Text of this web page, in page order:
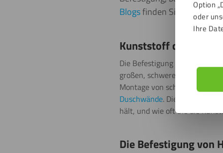
Option
oder
Ihre
Blogsfinden Sie die
Kunststoff qualitativ
Die Befestigung von
großen, schweren Platten ist
Montage von schweren HPL
Duschwände. Die Qualität
hält, und wie oft Sie die
Die Befestigung von